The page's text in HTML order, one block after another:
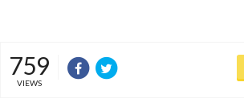
759
VIEWS